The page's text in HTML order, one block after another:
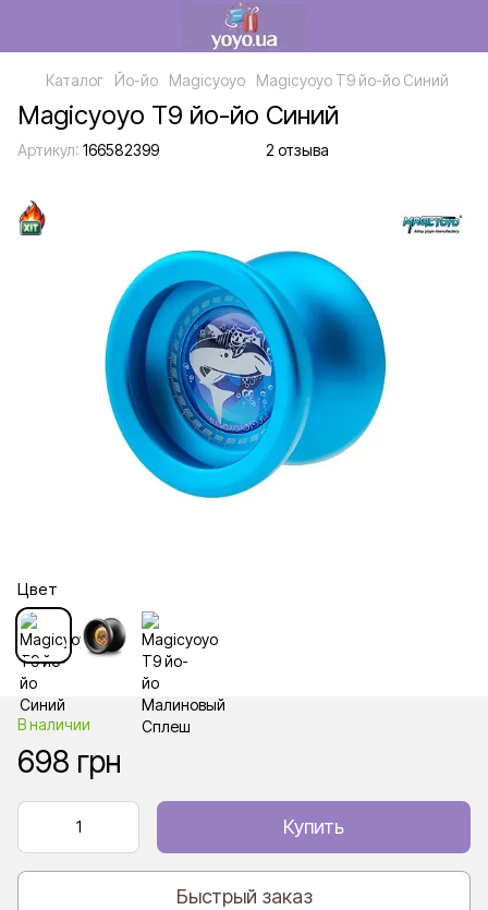
Каталог Йо-йо Magicyoyo Magicyoyo T9 йо-йо Синий
Magicyoyo T9 йо-йо Синий
Артикул: 166582399 2 отзыва
Цвет
В наличии
698 грн
Купить
Быстрый заказ